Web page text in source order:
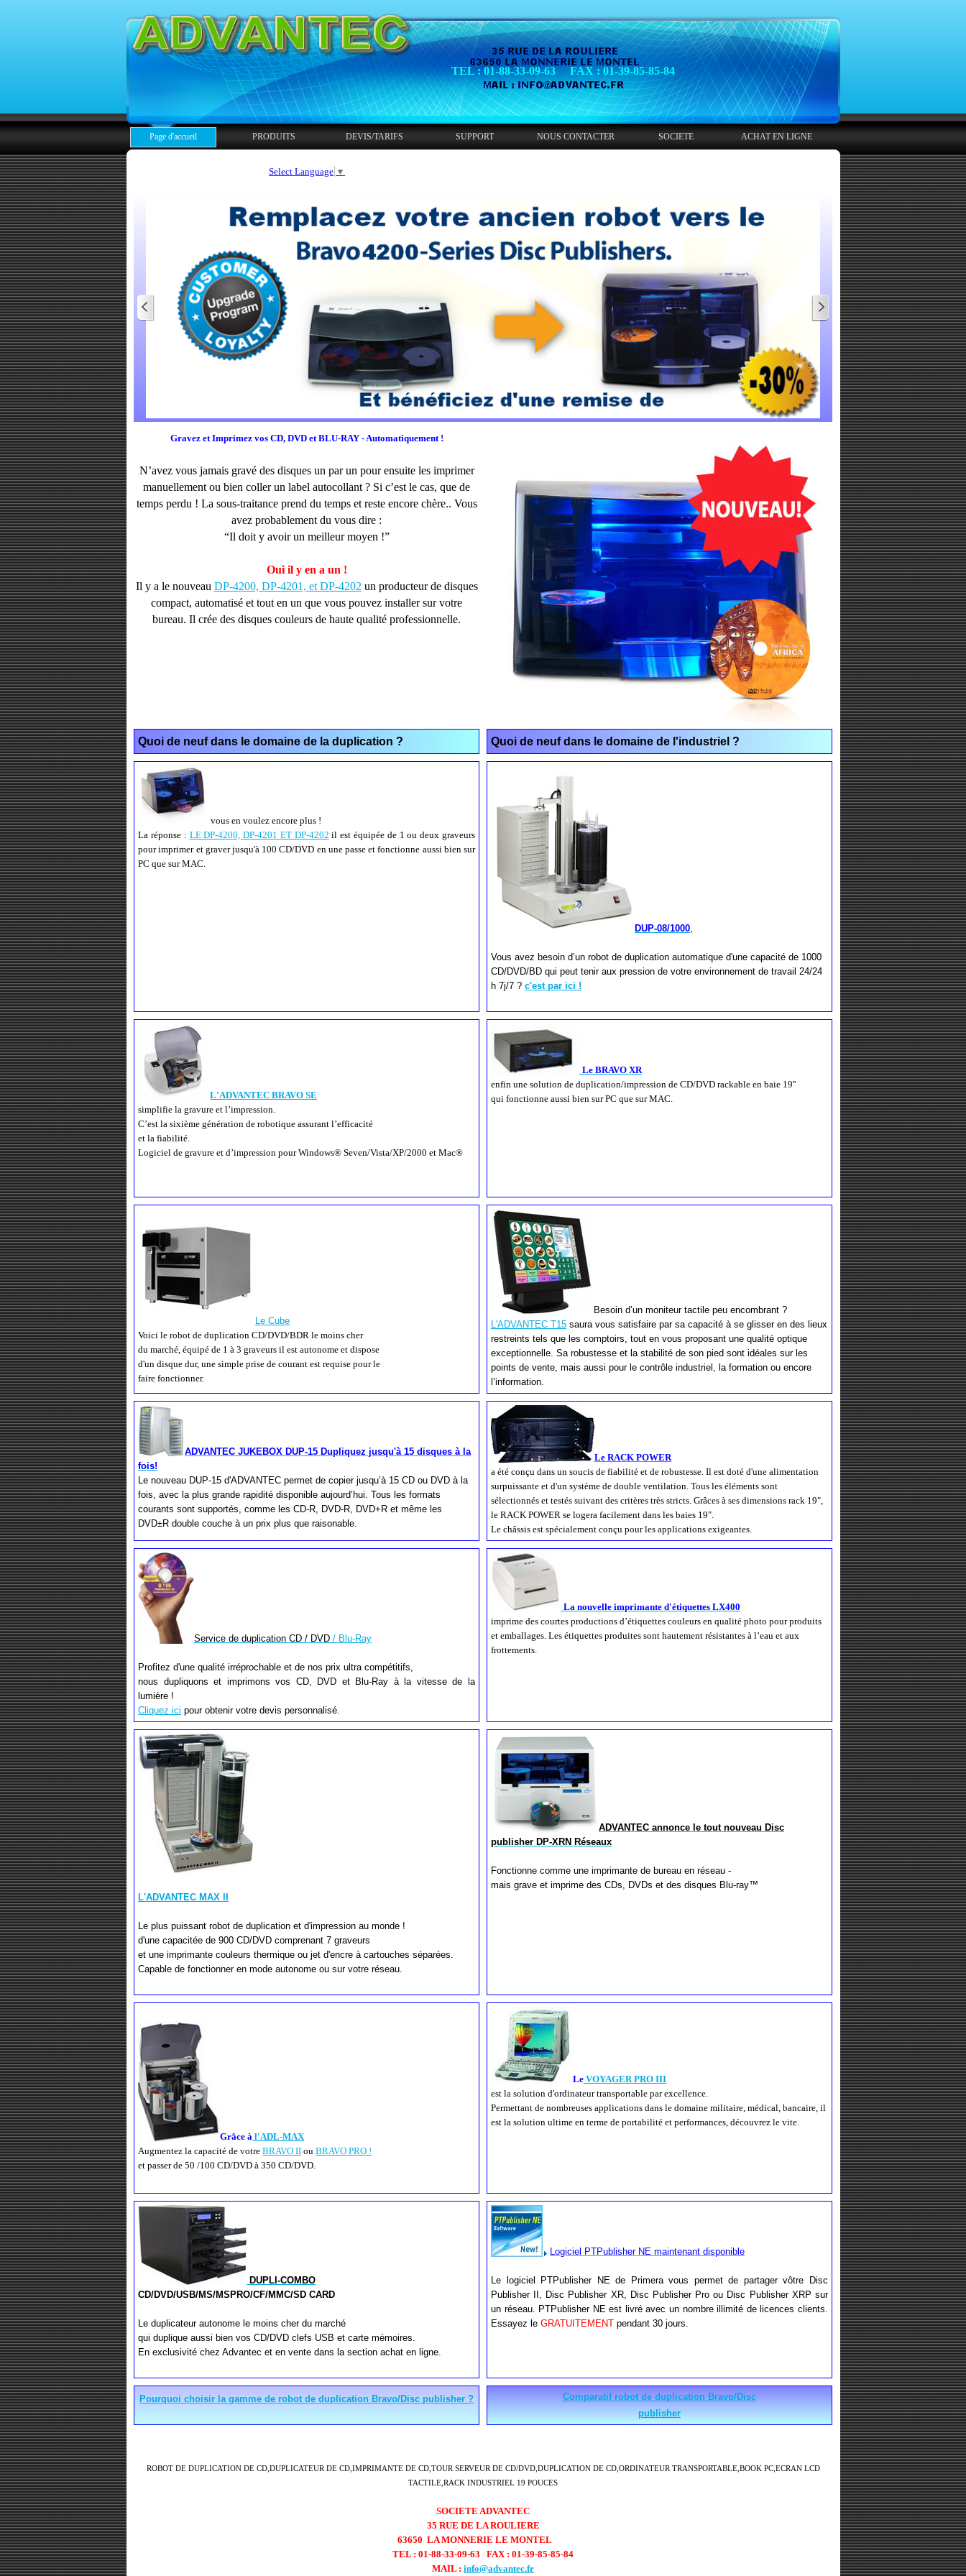
Page d'accueil PRODUITS DEVIS/TARIFS SUPPORT NOUS CONTACTER SOCIETE ACHAT EN LIGNE
TEL : 01-88-33-09-63     FAX : 01-39-85-85-84
Select Language ▼
DECOUVREZ LE DP-4200, DP-4201 ET DP-4202 LES ROBOTS DE DUPLICATION ET D'IMPRESSION DE CD, DVD, ET BLU-RAY LES PLUS RAPIDE DU MONDE
Gravez et Imprimez vos CD, DVD et BLU-RAY - Automatiquement !
N’avez vous jamais gravé des disques un par un pour ensuite les imprimer
manuellement ou bien coller un label autocollant ? Si c’est le cas, que de
temps perdu ! La sous-traitance prend du temps et reste encore chère.. Vous
avez probablement du vous dire :
“Il doit y avoir un meilleur moyen !”
Oui il y en a un !
Il y a le nouveau DP-4200, DP-4201, et DP-4202 un producteur de disques
compact, automatisé et tout en un que vous pouvez installer sur votre
bureau. Il crée des disques couleurs de haute qualité professionnelle.
Quoi de neuf dans le domaine de la duplication ? Quoi de neuf dans le domaine de l'industriel ?
vous en voulez encore plus !
La réponse : LE DP-4200, DP-4201 ET DP-4202 il est équipée de 1 ou deux graveurs
pour imprimer et graver jusqu'à 100 CD/DVD en une passe et fonctionne aussi bien sur
PC que sur MAC.
DUP-08/1000
Vous avez besoin d’un robot de duplication automatique d'une capacité de 1000
CD/DVD/BD qui peut tenir aux pression de votre environnement de travail 24/24
h 7j/7 ? c'est par ici !
L'ADVANTEC BRAVO SE
simplifie la gravure et l’impression.
C’est la sixième génération de robotique assurant l’efficacité
et la fiabilité.
Logiciel de gravure et d’impression pour Windows® Seven/Vista/XP/2000 et Mac®
Le BRAVO XR
enfin une solution de duplication/impression de CD/DVD rackable en baie 19''
qui fonctionne aussi bien sur PC que sur MAC.
Le Cube
Voici le robot de duplication CD/DVD/BDR le moins cher
du marché, équipé de 1 à 3 graveurs il est autonome et dispose
d'un disque dur, une simple prise de courant est requise pour le
faire fonctionner.
Besoin d’un moniteur tactile peu encombrant ?
L'ADVANTEC T15 saura vous satisfaire par sa capacité à se glisser en des lieux
restreints tels que les comptoirs, tout en vous proposant une qualité optique
exceptionnelle. Sa robustesse et la stabilité de son pied sont idéales sur les
points de vente, mais aussi pour le contrôle industriel, la formation ou encore
l’information.
ADVANTEC JUKEBOX DUP-15 Dupliquez jusqu'à 15 disques à la
fois!
Le nouveau DUP-15 d'ADVANTEC permet de copier jusqu’à 15 CD ou DVD à la
fois, avec la plus grande rapidité disponible aujourd’hui. Tous les formats
courants sont supportés, comme les CD-R, DVD-R, DVD+R et même les
DVD±R double couche à un prix plus que raisonable.
Le RACK POWER
a été conçu dans un soucis de fiabilité et de robustesse. Il est doté d'une alimentation
surpuissante et d'un système de double ventilation. Tous les éléments sont
sélectionnés et testés suivant des critères très stricts. Grâces à ses dimensions rack 19",
le RACK POWER se logera facilement dans les baies 19".
Le châssis est spécialement conçu pour les applications exigeantes.
Service de duplication CD / DVD / Blu-Ray
Profitez d'une qualité irréprochable et de nos prix ultra compétitifs,
nous dupliquons et imprimons vos CD, DVD et Blu-Ray à la vitesse de la
lumière !
Cliquez ici pour obtenir votre devis personnalisé.
La nouvelle imprimante d'étiquettes LX400
imprime des courtes productions d’étiquettes couleurs en qualité photo pour produits
et emballages. Les étiquettes produites sont hautement résistantes à l’eau et aux
frottements.
L'ADVANTEC MAX II
Le plus puissant robot de duplication et d'impression au monde !
d'une capacitée de 900 CD/DVD comprenant 7 graveurs
et une imprimante couleurs thermique ou jet d'encre à cartouches séparées.
Capable de fonctionner en mode autonome ou sur votre réseau.
ADVANTEC annonce le tout nouveau Disc
publisher DP-XRN Réseaux
Fonctionne comme une imprimante de bureau en réseau -
mais grave et imprime des CDs, DVDs et des disques Blu-ray™
Grâce à l'ADL-MAX
Augmentez la capacité de votreBRAVO II ouBRAVO PRO !
et passer de 50 /100 CD/DVD à 350 CD/DVD.
Le VOYAGER PRO III
est la solution d'ordinateur transportable par excellence.
Permettant de nombreuses applications dans le domaine militaire, médical, bancaire, il
est la solution ultime en terme de portabilité et performances, découvrez le vite.
DUPLI-COMBO
CD/DVD/USB/MS/MSPRO/CF/MMC/SD CARD
Le duplicateur autonome le moins cher du marché
qui duplique aussi bien vos CD/DVD clefs USB et carte mémoires.
En exclusivité chez Advantec et en vente dans la section achat en ligne.
Logiciel PTPublisher NE maintenant disponible
Le logiciel PTPublisher NE de Primera vous permet de partager vôtre Disc
Publisher II, Disc Publisher XR, Disc Publisher Pro ou Disc Publisher XRP sur
un réseau. PTPublisher NE est livré avec un nombre illimité de licences clients.
Essayez le GRATUITEMENT pendant 30 jours.
Pourquoi choisir la gamme de robot de duplication Bravo/Disc publisher ?
Comparatif robot de duplication Bravo/Disc
publisher
ROBOT DE DUPLICATION DE CD,DUPLICATEUR DE CD,IMPRIMANTE DE CD,TOUR SERVEUR DE CD/DVD,DUPLICATION DE CD,ORDINATEUR TRANSPORTABLE,BOOK PC,ECRAN LCD
TACTILE,RACK INDUSTRIEL 19 POUCES
SOCIETE ADVANTEC
35 RUE DE LA ROULIERE
63650 LA MONNERIE LE MONTEL
TEL : 01-88-33-09-63 FAX : 01-39-85-85-84
MAIL : info@advantec.fr